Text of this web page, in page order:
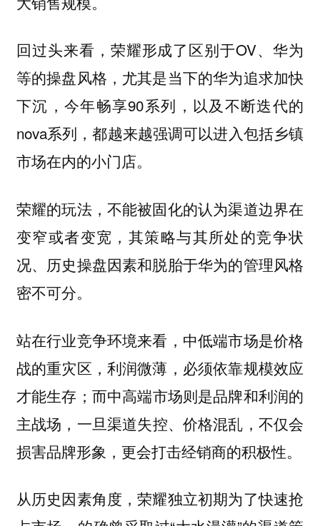
回过头来看，荣耀形成了区别于OV、华为
等的操盘风格，尤其是当下的华为追求加快
下沉，今年畅享90系列，以及不断迭代的
nova系列，都越来越强调可以进入包括乡镇
市场在内的小门店。
荣耀的玩法，不能被固化的认为渠道边界在
变窄或者变宽，其策略与其所处的竞争状
况、历史操盘因素和脱胎于华为的管理风格
密不可分。
站在行业竞争环境来看， 中低端市场是价格
战的重灾区，利润微薄 ，必须依靠规模效应
才能生存；而中高端市场则是品牌和利润的
主战场 ，一旦渠道失控、价格混乱，不仅会
损害品牌形象，更会打击经销商的积极性。
从历史因素角度，荣耀独立初期为了快速抢